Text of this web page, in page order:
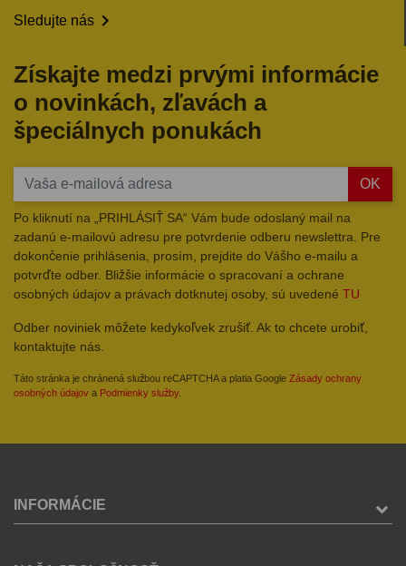
Sledujte nás 
Získajte medzi prvými informácie
o novinkách, zľavách a
špeciálnych ponukách
OK
Po kliknutí na „PRIHLÁSIŤ SA“ Vám bude odoslaný mail na
zadanú e-mailovú adresu pre potvrdenie odberu newslettra. Pre
dokončenie prihlásenia, prosím, prejdite do Vášho e-mailu a
potvrďte odber. Bližšie informácie o spracovaní a ochrane
osobných údajov a právach dotknutej osoby, sú uvedené TU
Odber noviniek môžete kedykoľvek zrušiť. Ak to chcete urobiť,
kontaktujte nás.
Táto stránka je chránená službou reCAPTCHA a platia Google Zásady ochrany
osobných údajov a Podmienky služby.
INFORMÁCIE